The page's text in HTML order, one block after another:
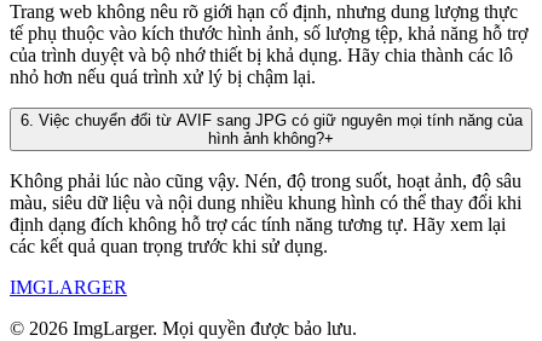
Trang web không nêu rõ giới hạn cố định, nhưng dung lượng thực
tế phụ thuộc vào kích thước hình ảnh, số lượng tệp, khả năng hỗ trợ
của trình duyệt và bộ nhớ thiết bị khả dụng. Hãy chia thành các lô
nhỏ hơn nếu quá trình xử lý bị chậm lại.
6. Việc chuyển đổi từ AVIF sang JPG có giữ nguyên mọi tính năng của
hình ảnh không?+
Không phải lúc nào cũng vậy. Nén, độ trong suốt, hoạt ảnh, độ sâu
màu, siêu dữ liệu và nội dung nhiều khung hình có thể thay đổi khi
định dạng đích không hỗ trợ các tính năng tương tự. Hãy xem lại
các kết quả quan trọng trước khi sử dụng.
IMGLARGER
© 2026 ImgLarger. Mọi quyền được bảo lưu.